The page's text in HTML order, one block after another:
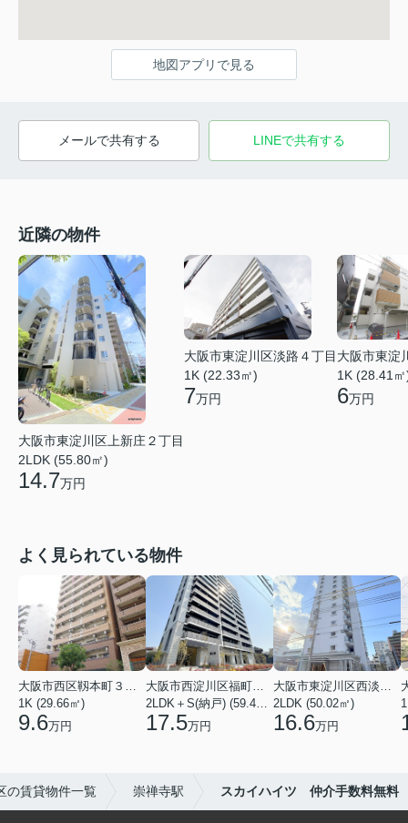
地図アプリで見る
メールで共有する LINEで共有する
近隣の物件
大阪市東淀川区上新庄２丁目
2LDK (55.80㎡)
14.7万円
大阪市東淀川区淡路４丁目
1K (22.33㎡)
7万円
大阪市東淀
1K (28.41
6万円
よく見られている物件
大阪市西区靱本町３丁目
1K (29.66㎡)
9.6万円
大阪市西淀川区福町２丁目
2LDK＋S(納戸) (59.48㎡)
17.5万円
大阪市東淀川区西淡路１丁目
2LDK (50.02㎡)
16.6万円
の賃貸物件一覧 崇禅寺駅 スカイハイツ 仲介手数料無料